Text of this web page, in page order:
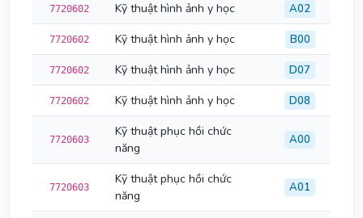
7720602 Kỹ thuật hình ảnh y học A02
7720602 Kỹ thuật hình ảnh y học B00
7720602 Kỹ thuật hình ảnh y học D07
7720602 Kỹ thuật hình ảnh y học D08
7720603
Kỹ thuật phục hồi chức
năng
A00
7720603
Kỹ thuật phục hồi chức
năng
A01